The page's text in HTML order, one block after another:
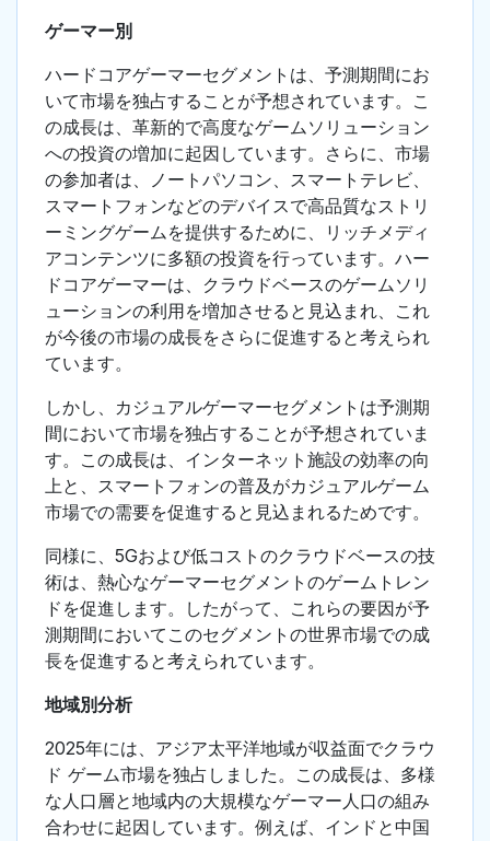
ゲーマー別
ハードコアゲーマーセグメントは、予測期間にお
いて市場を独占することが予想されています。こ
の成長は、革新的で高度なゲームソリューション
への投資の増加に起因しています。さらに、市場
の参加者は、ノートパソコン、スマートテレビ、
スマートフォンなどのデバイスで高品質なストリ
ーミングゲームを提供するために、リッチメディ
アコンテンツに多額の投資を行っています。ハー
ドコアゲーマーは、クラウドベースのゲームソリ
ューションの利用を増加させると見込まれ、これ
が今後の市場の成長をさらに促進すると考えられ
ています。
しかし、カジュアルゲーマーセグメントは予測期
間において市場を独占することが予想されていま
す。この成長は、インターネット施設の効率の向
上と、スマートフォンの普及がカジュアルゲーム
市場での需要を促進すると見込まれるためです。
同様に、5Gおよび低コストのクラウドベースの技
術は、熱心なゲーマーセグメントのゲームトレン
ドを促進します。したがって、これらの要因が予
測期間においてこのセグメントの世界市場での成
長を促進すると考えられています。
地域別分析
2025年には、アジア太平洋地域が収益面でクラウ
ド ゲーム市場を独占しました。この成長は、多様
な人口層と地域内の大規模なゲーマー人口の組み
合わせに起因しています。例えば、インドと中国